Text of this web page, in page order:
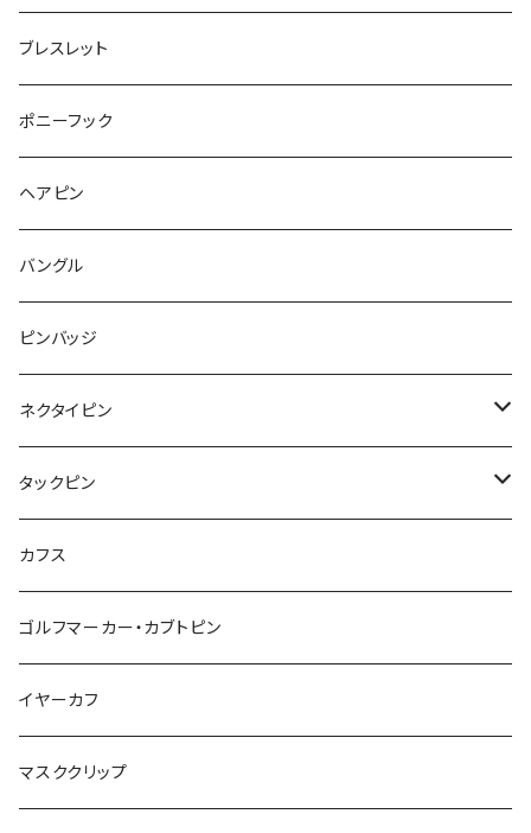
pattern
こいのぼり
マーブル
カメオ
星
鳥
Bubble
Animal
マーブル
こいのぼり
てんとう虫
鳥
食品
Triangle
食品
ハロウィン
カモフラージュ
square
天使
リボン
レッサーパンダ
ブタ
マーメイド
雲
月
惑星
星
唐津土
lip
フルーツ
アイスクリーム
マーブル
音楽
カメオ
ハート
くま
コアラ
羊
牛
カメ
イルカ
bag
フルーツ
さくらんぼ
レモン
てんとう虫
野菜
雲
月
惑星
星
こいのぼり
カメラ
音楽
バイオリン
ピアノ
カメオ
バルーン
ガラス
カメラ
リボン
ラリエット
モザイク
ハート
アルファベット
ハロウィン
紐
鳥
バルーン
lip
フルーツ
パン
ガラス
リボン
マーブル
鳥
星
アルファベット
ハロウィン
カメオ
ブレスレット
ポニーフック
ヘアピン
バングル
ピンバッジ
ネクタイピン
結び
スクエア
タックピン
結び
カフス
ゴルフマーカー・カブトピン
イヤーカフ
マスククリップ